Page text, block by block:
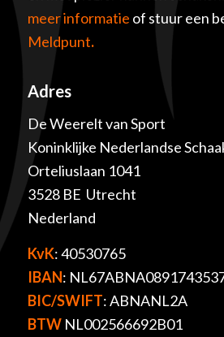
meer informatie of stuur een
Meldpunt.
Adres
De Weerelt van Sport
Koninklijke Nederlandse
Orteliuslaan 1041
3528 BE Utrecht
Nederland
KvK: 40530765
IBAN:
BIC/SWIFT: ABNANL2A
BTWNL002566692B01